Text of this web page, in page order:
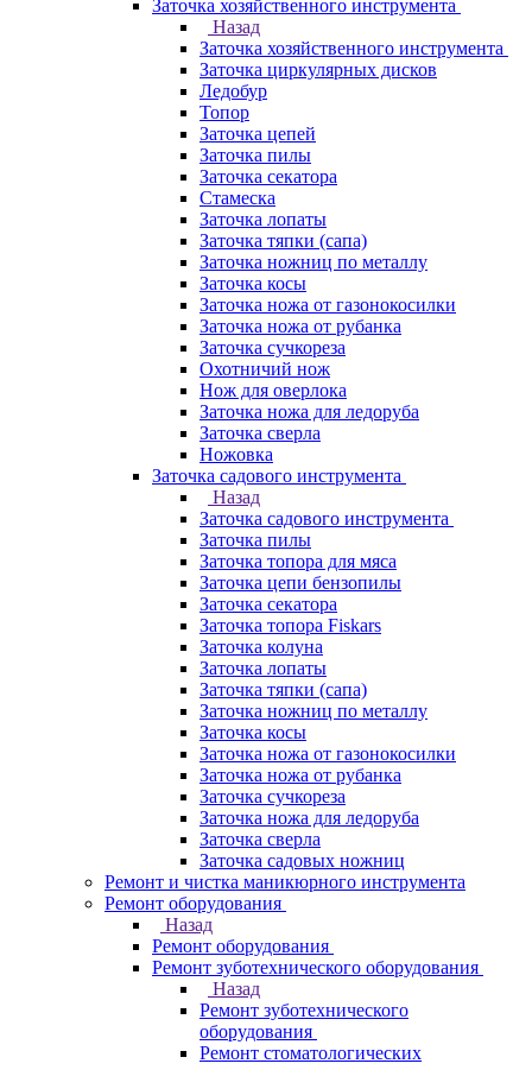
Заточка хозяйственного инструмента
Назад
Заточка хозяйственного инструмента
Заточка циркулярных дисков
Ледобур
Топор
Заточка цепей
Заточка пилы
Заточка секатора
Стамеска
Заточка лопаты
Заточка тяпки (сапа)
Заточка ножниц по металлу
Заточка косы
Заточка ножа от газонокосилки
Заточка ножа от рубанка
Заточка сучкореза
Охотничий нож
Нож для оверлока
Заточка ножа для ледоруба
Заточка сверла
Ножовка
Заточка садового инструмента
Назад
Заточка садового инструмента
Заточка пилы
Заточка топора для мяса
Заточка цепи бензопилы
Заточка секатора
Заточка топора Fiskars
Заточка колуна
Заточка лопаты
Заточка тяпки (сапа)
Заточка ножниц по металлу
Заточка косы
Заточка ножа от газонокосилки
Заточка ножа от рубанка
Заточка сучкореза
Заточка ножа для ледоруба
Заточка сверла
Заточка садовых ножниц
Ремонт и чистка маникюрного инструмента
Ремонт оборудования
Назад
Ремонт оборудования
Ремонт зуботехнического оборудования
Назад
Ремонт зуботехнического
оборудования
Ремонт стоматологических